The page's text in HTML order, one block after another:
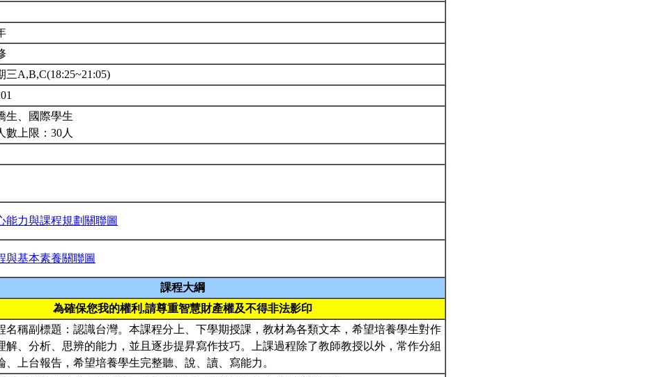
三A,B,C(18:25~21:05)
生、國際學生
數上限：30人
能力與課程規劃關聯圖
與基本素養關聯圖
課程大綱
為確保您我的權利,請尊重智慧財產權及不得非法影印
名稱副標題：認識台灣。本課程分上、下學期授課，教材為各類文本，希望培養學生對作
解、分析、思辨的能力，並且逐步提昇寫作技巧。上課過程除了教師教授以外，常作分組
、上台報告，希望培養學生完整聽、說、讀、寫能力。